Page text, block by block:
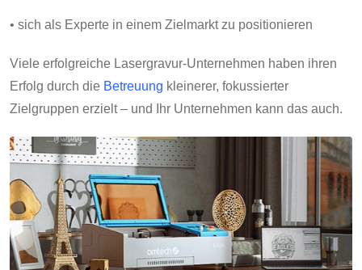
• sich als Experte in einem Zielmarkt zu positionieren
Viele erfolgreiche Lasergravur-Unternehmen haben ihren
Erfolg durch die Betreuung kleinerer, fokussierter
Zielgruppen erzielt – und Ihr Unternehmen kann das auch.